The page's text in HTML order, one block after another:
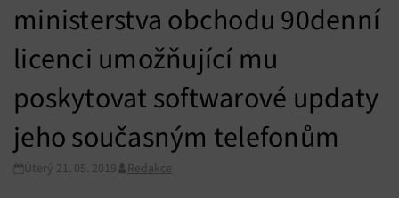
ministerstva obchodu 90denní
licenci umožňující mu
poskytovat softwarové updaty
jeho současným telefonům
Úterý 21. 05. 2019 Redakce